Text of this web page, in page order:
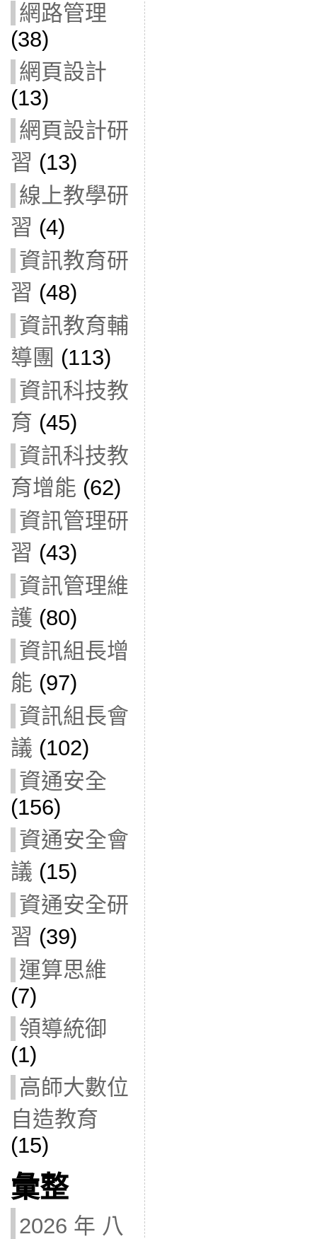
網路管理
(38)
網頁設計
(13)
網頁設計研
習 (13)
線上教學研
習 (4)
資訊教育研
習 (48)
資訊教育輔
導團 (113)
資訊科技教
育 (45)
資訊科技教
育增能 (62)
資訊管理研
習 (43)
資訊管理維
護 (80)
資訊組長增
能 (97)
資訊組長會
議 (102)
資通安全
(156)
資通安全會
議 (15)
資通安全研
習 (39)
運算思維
(7)
領導統御
(1)
高師大數位
自造教育
(15)
彙整
2026 年 八